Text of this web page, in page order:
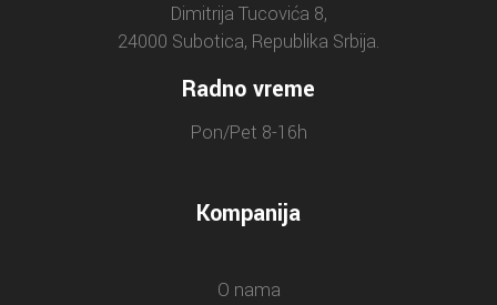
Dimitrija Tucovića 8,
24000 Subotica, Republika Srbija.
Radno vreme
Pon/Pet 8-16h
Kompanija
O nama